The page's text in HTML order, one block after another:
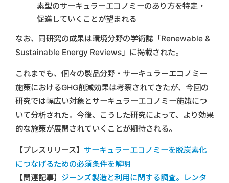
素型のサーキュラーエコノミーのあり方を特定・
促進していくことが望まれる
なお、同研究の成果は環境分野の学術誌「Renewable &
Sustainable Energy Reviews」に掲載された。
これまでも、個々の製品分野・サーキュラーエコノミー
施策におけるGHG削減効果は考察されてきたが、今回の
研究では幅広い対象とサーキュラーエコノミー施策につ
いて分析された。今後、こうした研究によって、より効果
的な施策が展開されていくことが期待される。
【プレスリリース】 サーキュラーエコノミーを脱炭素化
につなげるための必須条件を解明
【関連記事】 ジーンズ製造と利用に関する調査。レンタ